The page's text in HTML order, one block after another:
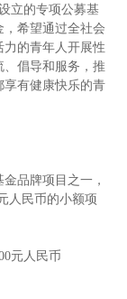
立的专项公募基
希望通过全社会
的青年人开展性
倡导和服务，推
享有健康快乐的青
品牌项目之一，
人民币的小额项
元人民币